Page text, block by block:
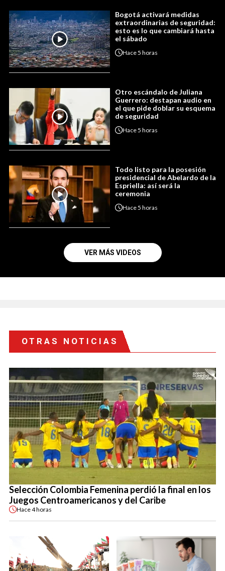
Bogotá activará medidas
extraordinarias de seguridad:
esto es lo que cambiará hasta
el sábado
Hace5 horas
Otro escándalo de Juliana
Guerrero: destapan audio en
el que pide doblar su esquema
de seguridad
Hace5 horas
Todo listo para la posesión
presidencial de Abelardo de la
Espriella: así será la
ceremonia
Hace5 horas
VER MÁS VIDEOS
OTRAS NOTICIAS
Selección Colombia Femenina perdió la final en los
Juegos Centroamericanos y del Caribe
Hace4 horas